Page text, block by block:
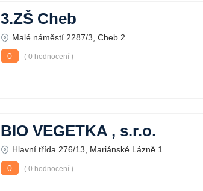
3.ZŠ Cheb
Malé náměstí 2287/3, Cheb 2
0
( 0 hodnocení )
BIO VEGETKA , s.r.o.
Hlavní třída 276/13, Mariánské Lázně 1
0
( 0 hodnocení )